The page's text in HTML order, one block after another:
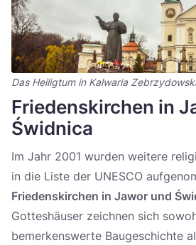
Das Heiligtum in Kalwaria
Friedenskirchen in
Świdnica
Im Jahr 2001 wurden weitere
in die Liste der UNESCO
Friedenskirchen in Jawor und
Gotteshäuser zeichnen sich
bemerkenswerte Baugeschichte